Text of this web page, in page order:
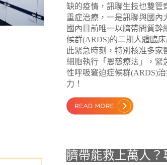
缺的疫情，訊聯生技也雙管
重症治療，一是訊聯與國內
國內目前唯一以臍帶間質
候群(ARDS)的二期人體臨
此緊急時刻，特別核准多家
細胞執行「恩慈療法」，緊
性呼吸窘迫症候群(ARDS)
力！
臍帶能救上萬人？